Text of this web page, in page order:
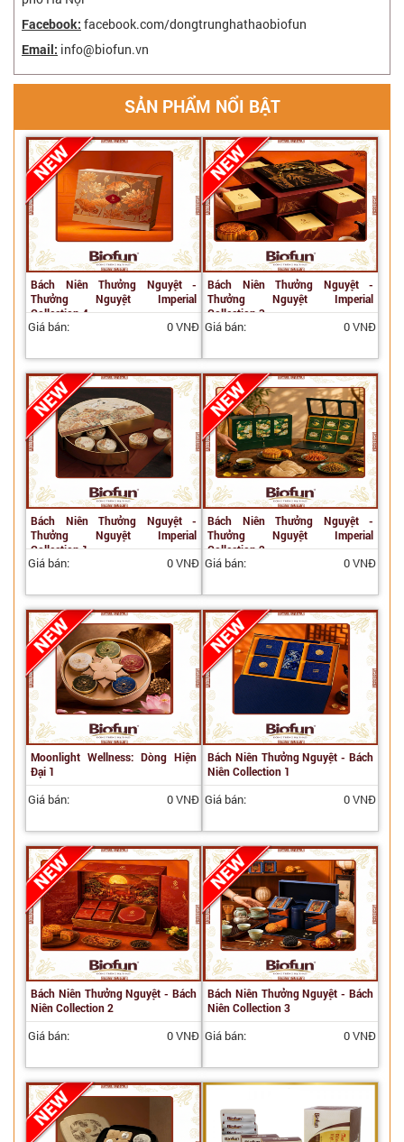
Facebook: facebook.com/dongtrunghathaobiofun
Email: info@biofun.vn
SẢN PHẨM NỔI BẬT
Bách Niên Thưởng Nguyệt -
Thưởng Nguyệt Imperial
Collection 4
Giá bán: 0 VNĐ
Bách Niên Thưởng Nguyệt -
Thưởng Nguyệt Imperial
Collection 3
Giá bán: 0 VNĐ
Bách Niên Thưởng Nguyệt -
Thưởng Nguyệt Imperial
Collection 1
Giá bán: 0 VNĐ
Bách Niên Thưởng Nguyệt -
Thưởng Nguyệt Imperial
Collection 2
Giá bán: 0 VNĐ
Moonlight Wellness: Dòng Hiện
Đại 1
Giá bán: 0 VNĐ
Bách Niên Thưởng Nguyệt - Bách
Niên Collection 1
Giá bán: 0 VNĐ
Bách Niên Thưởng Nguyệt - Bách
Niên Collection 2
Giá bán: 0 VNĐ
Bách Niên Thưởng Nguyệt - Bách
Niên Collection 3
Giá bán: 0 VNĐ